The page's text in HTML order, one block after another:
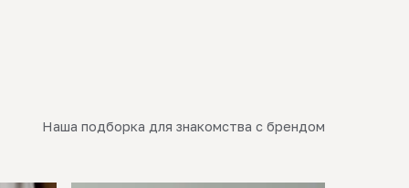
Наша подборка для знакомства с брендом